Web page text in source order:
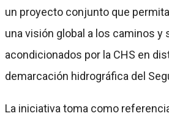
un proyecto conjunto que
una visión global a los caminos y
acondicionados por la CHS en
demarcación hidrográfica del
La iniciativa toma como